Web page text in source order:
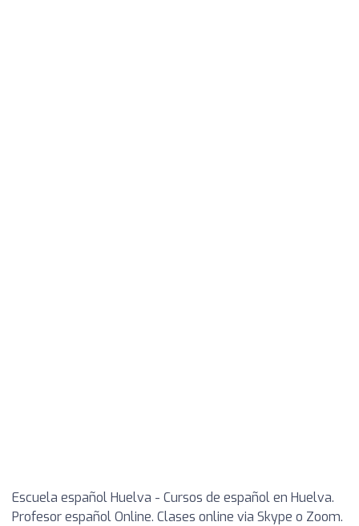
Escuela español Huelva - Cursos de español en Huelva.
Profesor español Online. Clases online via Skype o Zoom.